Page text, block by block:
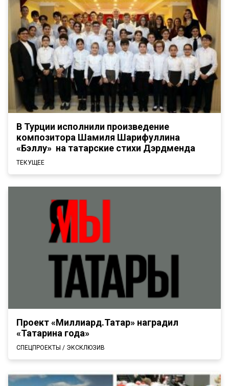
В Турции исполнили произведение
композитора Шамиля Шарифуллина
«Бэллу» на татарские стихи Дэрдменда
ТЕКУЩЕЕ
Проект «Миллиард.Татар» наградил
«Татарина года»
СПЕЦПРОЕКТЫ / ЭКСКЛЮЗИВ